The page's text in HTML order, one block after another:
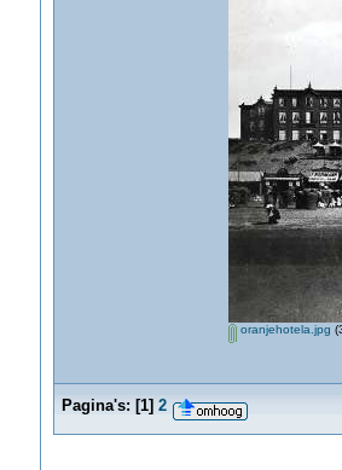
oranjehotela.jpg
Pagina's: [1] 2